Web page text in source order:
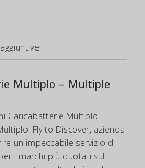
Multiplo – Multiple
Caricabatterie Multiplo –
Fly to Discover, azienda
un impeccabile servizio di
i marchi più quotati sul